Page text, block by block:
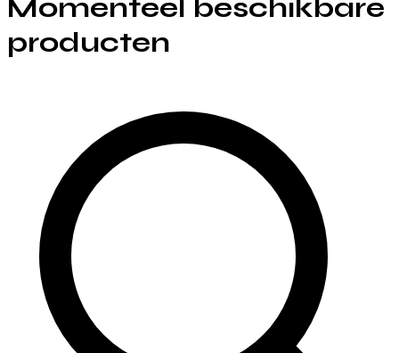
Momenteel beschikbare
producten